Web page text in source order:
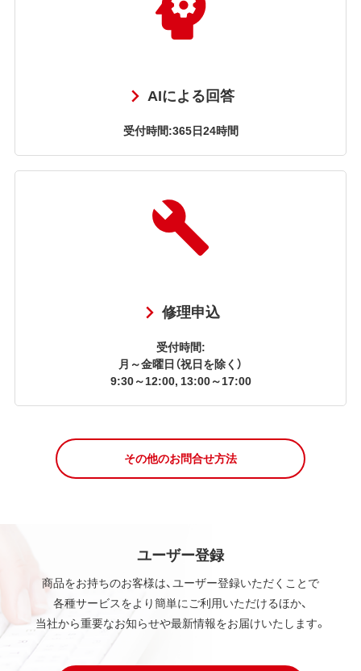
AIによる回答
受付時間:365日24時間
修理申込
受付時間:
月～金曜日（祝日を除く）
9:30～12:00, 13:00～17:00
その他のお問合せ方法
ユーザー登録
商品をお持ちのお客様は、ユーザー登録いただくことで
各種サービスをより簡単にご利用いただけるほか、
当社から重要なお知らせや最新情報をお届けいたします。